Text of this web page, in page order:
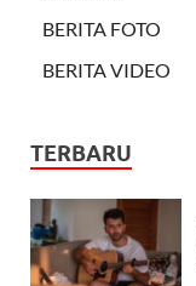
BERITA FOTO
BERITA VIDEO
TERBARU